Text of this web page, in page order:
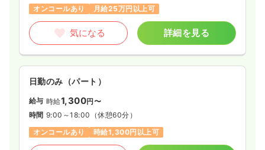
オンコールあり
月給25万円以上可
気になる 詳細を見る
日勤のみ（パート）
給与 時給1,300円〜
時間 9:00～18:00 （休憩60分）
オンコールあり
時給1,300円以上可